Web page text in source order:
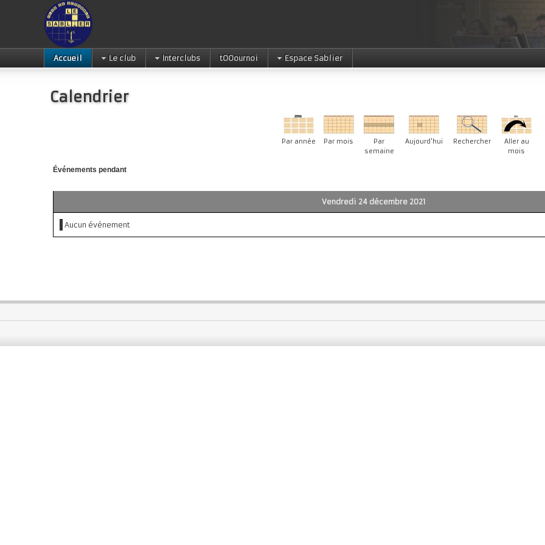
Accueil Le club Interclubs tOOournoi Espace Sablier
Calendrier
Par année Par mois
Par
semaine
Aujourd'hui Rechercher
Aller au
mois
Événements pendant
Vendredi 24 décembre 2021
Aucun événement